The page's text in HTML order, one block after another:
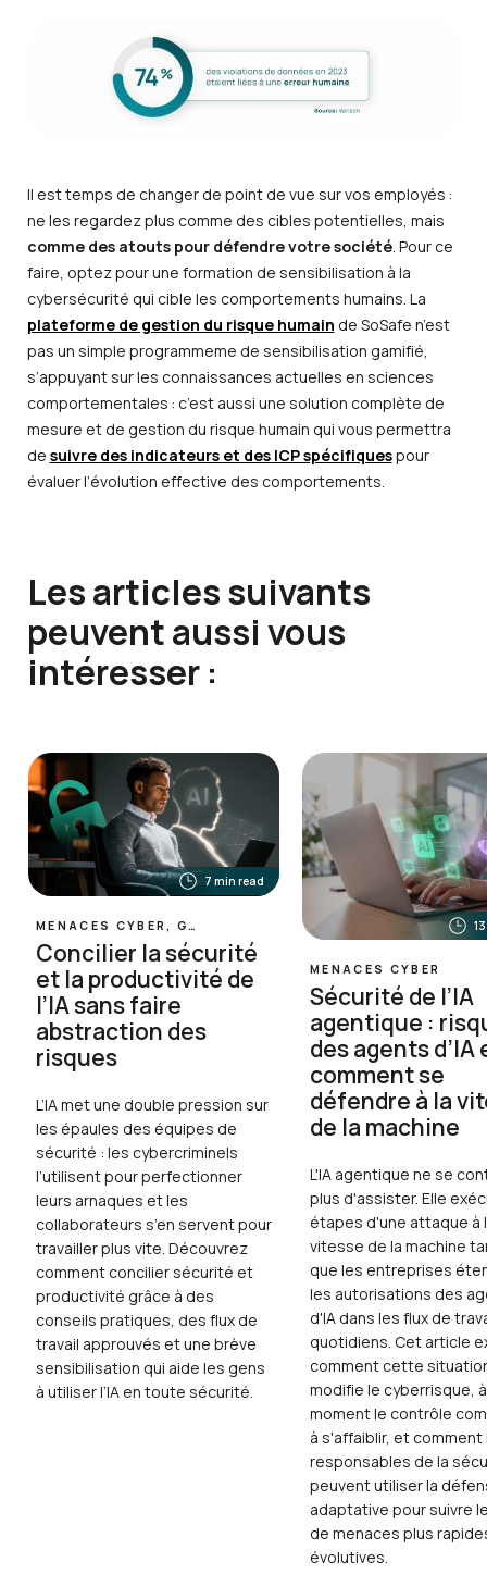
Il est temps de changer de point de vue sur vos employés :
ne les regardez plus comme des cibles potentielles, mais
comme des atouts pour défendre votre société. Pour ce
faire, optez pour une formation de sensibilisation à la
cybersécurité qui cible les comportements humains. La
plateforme de gestion du risque humain de SoSafe n’est
pas un simple programmeme de sensibilisation gamifié,
s’appuyant sur les connaissances actuelles en sciences
comportementales : c’est aussi une solution complète de
mesure et de gestion du risque humain qui vous permettra
de suivre des indicateurs et des ICP spécifiquespour
évaluer l’évolution effective des comportements.
Les articles suivants
peuvent aussi vous
intéresser :
7 min read
MENACES CYBER, GESTION DU RISQUE HUMAIN
Concilier la sécurité
et la productivité de
l’IA sans faire
abstraction des
risques
L’IA met une double pression sur
les épaules des équipes de
sécurité : les cybercriminels
l’utilisent pour perfectionner
leurs arnaques et les
collaborateurs s’en servent pour
travailler plus vite. Découvrez
comment concilier sécurité et
productivité grâce à des
conseils pratiques, des flux de
travail approuvés et une brève
sensibilisation qui aide les gens
à utiliser l’IA en toute sécurité.
MENACES CYBER
Sécurité de l’IA
agentique :
des agents d’IA
comment se
défendre à la
de la machine
L'IA agentique ne se
plus d'assister. Elle
étapes d'une attaque à
vitesse de la machine
que les entreprises
les autorisations des
d'IA dans les flux de
quotidiens. Cet article
comment cette
modifie le cyberrisque,
moment le contrôle
à s'affaiblir, et comment
responsables de la
peuvent utiliser la
adaptative pour suivre
de menaces plus
évolutives.